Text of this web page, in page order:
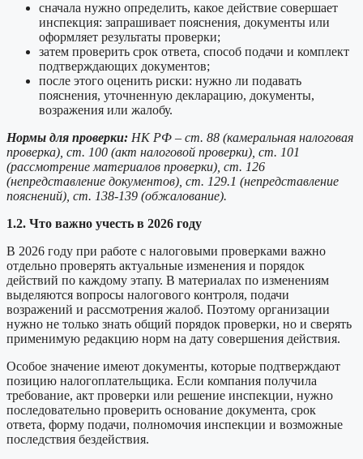
сначала нужно определить, какое действие совершает
инспекция: запрашивает пояснения, документы или
оформляет результаты проверки;
затем проверить срок ответа, способ подачи и комплект
подтверждающих документов;
после этого оценить риски: нужно ли подавать
пояснения, уточненную декларацию, документы,
возражения или жалобу.
Нормы для проверки: НК РФ – ст. 88 (камеральная налоговая
проверка), ст. 100 (акт налоговой проверки), ст. 101
(рассмотрение материалов проверки), ст. 126
(непредставление документов), ст. 129.1 (непредставление
пояснений), ст. 138-139 (обжалование).
1.2. Что важно учесть в 2026 году
В 2026 году при работе с налоговыми проверками важно
отдельно проверять актуальные изменения и порядок
действий по каждому этапу. В материалах по изменениям
выделяются вопросы налогового контроля, подачи
возражений и рассмотрения жалоб. Поэтому организации
нужно не только знать общий порядок проверки, но и сверять
применимую редакцию норм на дату совершения действия.
Особое значение имеют документы, которые подтверждают
позицию налогоплательщика. Если компания получила
требование, акт проверки или решение инспекции, нужно
последовательно проверить основание документа, срок
ответа, форму подачи, полномочия инспекции и возможные
последствия бездействия.